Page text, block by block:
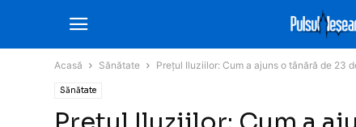
Acasă Sănătate Prețul Iluziilor: Cum a ajuns o tânără de 23
Sănătate